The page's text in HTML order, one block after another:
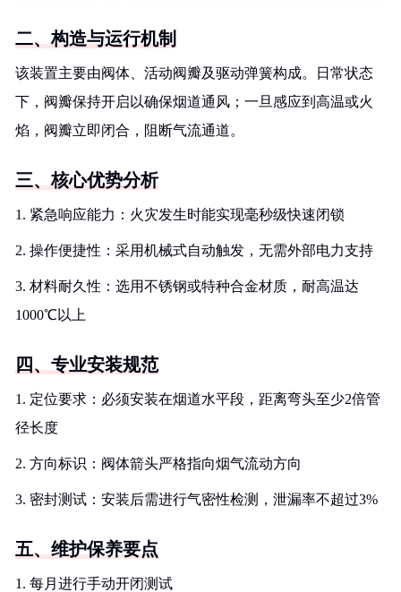
二、构造与运行机制
该装置主要由阀体、活动阀瓣及驱动弹簧构成。日常状态
下，阀瓣保持开启以确保烟道通风；一旦感应到高温或火
焰，阀瓣立即闭合，阻断气流通道。
三、核心优势分析
1. 紧急响应能力：火灾发生时能实现毫秒级快速闭锁
2. 操作便捷性：采用机械式自动触发，无需外部电力支持
3. 材料耐久性：选用不锈钢或特种合金材质，耐高温达
1000℃以上
四、专业安装规范
1. 定位要求：必须安装在烟道水平段，距离弯头至少2倍管
径长度
2. 方向标识：阀体箭头严格指向烟气流动方向
3. 密封测试：安装后需进行气密性检测，泄漏率不超过3%
五、维护保养要点
1. 每月进行手动开闭测试